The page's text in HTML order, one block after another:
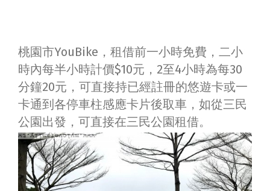
桃園市YouBike，租借前一小時免費，二小
時內每半小時計價$10元，2至4小時為每30
分鐘20元，可直接持已經註冊的悠遊卡或一
卡通到各停車柱感應卡片後取車，如從三民
公園出發，可直接在三民公園租借。